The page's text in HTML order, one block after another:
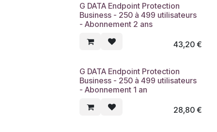
G DATA Endpoint Protection
Business - 250 à 499 utilisateurs
- Abonnement 2 ans
43,20€
G DATA Endpoint Protection
Business - 250 à 499 utilisateurs
- Abonnement 1 an
28,80€